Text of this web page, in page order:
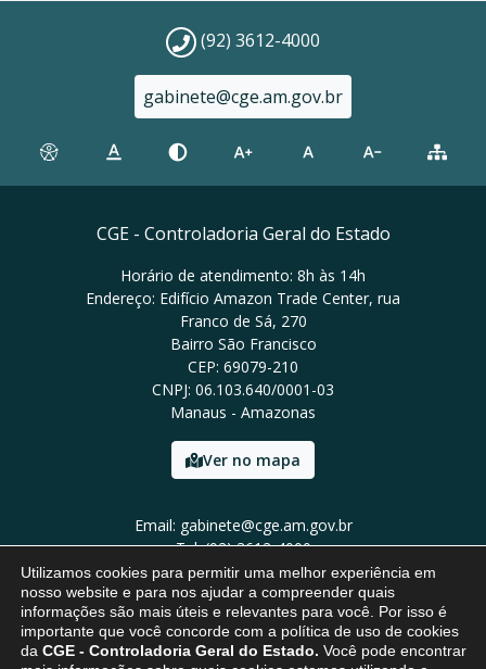
(92) 3612-4000
gabinete@cge.am.gov.br
CGE - Controladoria Geral do Estado
Horário de atendimento: 8h às 14h
Endereço: Edifício Amazon Trade Center, rua
Franco de Sá, 270
Bairro São Francisco
CEP: 69079-210
CNPJ: 06.103.640/0001-03
Manaus - Amazonas
Ver no mapa
Email: gabinete@cge.am.gov.br
Tel: (92) 3612-4000
Utilizamos cookies para permitir uma melhor experiência em
nosso website e para nos ajudar a compreender quais
informações são mais úteis e relevantes para você. Por isso é
importante que você concorde com a política de uso de cookies
da CGE - Controladoria Geral do Estado. Você pode encontrar